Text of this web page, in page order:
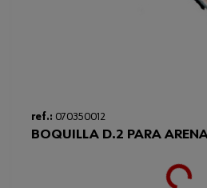
ref.: 070350012
BOQUILLA D.2 PARA